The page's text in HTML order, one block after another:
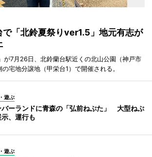
で「北鈴夏祭りver1.5」地元有志が
が7月26日、北鈴蘭台駅近くの北山公園（神戸市
宅地分譲地（甲栄台1）で開催される。
遊ぶ
バーランドに青森の「弘前ねぷた」 大型ねぷ
、運行も
遊ぶ